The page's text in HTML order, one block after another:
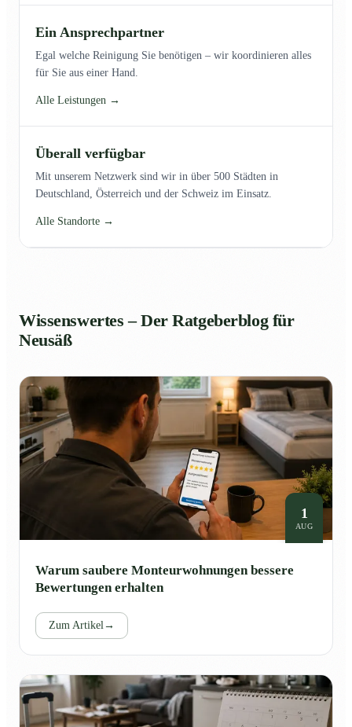
Ein Ansprechpartner
Egal welche Reinigung Sie benötigen – wir koordinieren alles
für Sie aus einer Hand.
Alle Leistungen →
Überall verfügbar
Mit unserem Netzwerk sind wir in über 500 Städten in
Deutschland, Österreich und der Schweiz im Einsatz.
Alle Standorte →
Wissenswertes – Der Ratgeberblog für
Neusäß
1
AUG
Warum saubere Monteurwohnungen bessere
Bewertungen erhalten
Zum Artikel→